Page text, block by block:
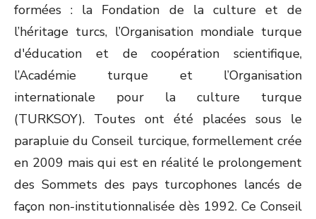
formées : la Fondation de la culture et de
l’héritage turcs, l’Organisation mondiale turque
d'éducation et de coopération scientifique,
l’Académie turque et l’Organisation
internationale pour la culture turque
(TURKSOY). Toutes ont été placées sous le
parapluie du Conseil turcique, formellement crée
en 2009 mais qui est en réalité le prolongement
des Sommets des pays turcophones lancés de
façon non-institutionnalisée dès 1992. Ce Conseil